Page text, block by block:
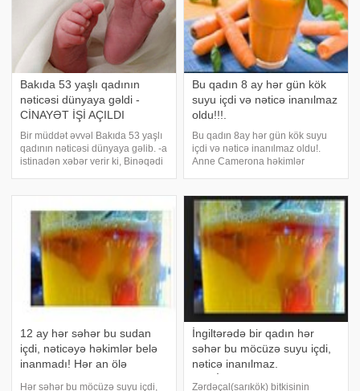
Bakıda 53 yaşlı qadının
nəticəsi dünyaya gəldi -
CİNAYƏT İŞİ AÇILDI
Bir müddət əvvəl Bakıda 53 yaşlı
qadının nəticəsi dünyaya gəlib. -a
istinadən xəbər verir ki, Binəqədi
araşdırması zaman
Bu qadın 8 ay hər gün kök
suyu içdi və nəticə inanılmaz
oldu!!!.
Bu qadın 8ay hər gün kök suyu
içdi və nəticə inanılmaz oldu!.
Anne Camerona həkimlər
ayında o bu xəstəliyin 3cü
səviyyəsində olduğunu
öyrəndi.Ən pisi o idiki,2005-ci
ildə o ərin
12 ay hər səhər bu sudan
içdi, nəticəyə həkimlər belə
inanmadı! Hər an ölə
Hər səhər bu möcüzə suyu içdi,
İngiltərədə bir qadın hər
səhər bu möcüzə suyu içdi,
nəticə inanılmaz.
Zərdəçal(sarıkök) bitkisinin